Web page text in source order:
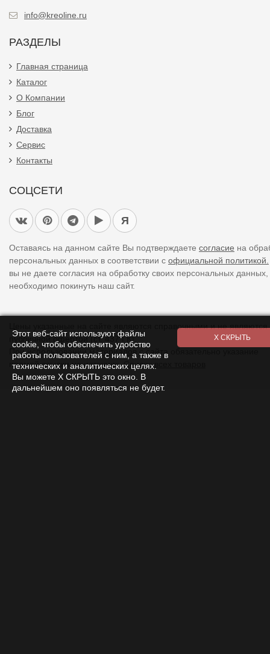
info@kreoline.ru
РАЗДЕЛЫ
Главная страница
Каталог
О Компании
Блог
Доставка
Сервис
Контакты
СОЦСЕТИ
Я
Оставаясь на данном сайте Вы подтверждаете согласие на
персональных данных в соответствии с официальной политикой.
вы не даете согласия на обработку своих персональных
необходимо покинуть наш сайт.
Цены указанные на сайте являются справочными и не являются
публичной офертой (ст. 437 ГК).
При использовании
материалов
прямой ссылки на источник.Список всех товаров
Этот веб-сайт используют файлы
cookie, чтобы обеспечить удобство
работы пользователей с ним, а также в
технических и аналитических целях.
Вы можете Х СКРЫТЬ это окно. В
дальнейшем оно появляться не будет.